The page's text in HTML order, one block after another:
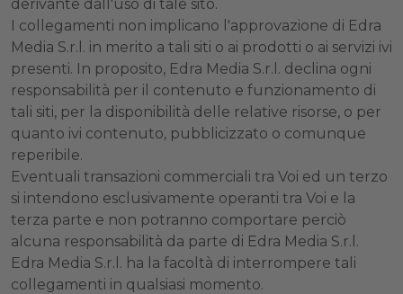
derivante dall'uso di tale sito.
I collegamenti non implicano l'approvazione di Edra
Media S.r.l. in merito a tali siti o ai prodotti o ai servizi ivi
presenti. In proposito, Edra Media S.r.l. declina ogni
responsabilità per il contenuto e funzionamento di
tali siti, per la disponibilità delle relative risorse, o per
quanto ivi contenuto, pubblicizzato o comunque
reperibile.
Eventuali transazioni commerciali tra Voi ed un terzo
si intendono esclusivamente operanti tra Voi e la
terza parte e non potranno comportare perciò
alcuna responsabilità da parte di Edra Media S.r.l.
Edra Media S.r.l. ha la facoltà di interrompere tali
collegamenti in qualsiasi momento.